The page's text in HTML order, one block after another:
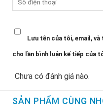
Lưu tên của tôi, email,
cho lần bình luận kế tiếp của
Chưa có đánh giá nào.
SẢN PHẨM CÙNG